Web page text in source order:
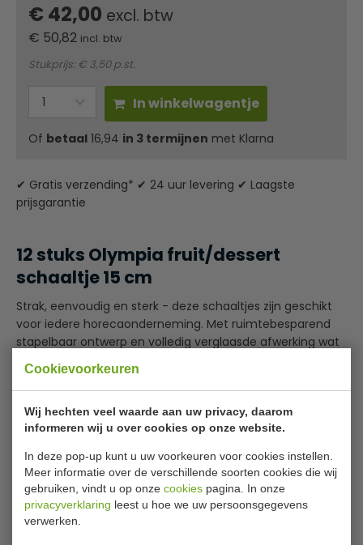
Cookievoorkeuren
Wij hechten veel waarde aan uw privacy, daarom
informeren wij u over cookies op onze website.
In deze pop-up kunt u uw voorkeuren voor cookies instellen.
Meer informatie over de verschillende soorten cookies die wij
gebruiken, vindt u op onze cookies pagina. In onze
privacyverklaring leest u hoe we uw persoonsgegevens
verwerken.
€ 42,00 excl. btw
€ 50,82 incl. btw
Stukprijs: € 3,50 p.st.
In winkelwagentje
Of betaal 16,94 in 3 termijnen met Klarna
✔ Gratis verzending* ✔ 24 uur levering ✔ Laagste
prijsgarantie
12 stuks Olympia fruit/dessert
schaaltje 15 cm
Strak, eenvoudig en sterk - deze schaaltjes zijn geschikt
voor iedere horecaonderneming. Met ruimtebesparend
stapelbaar ontwerp en volledig verglaasde afwerking wat
ze sterk genoeg maakt voor intensief gebruik in de
drukste restaurants, bars en cafés.
De gerolde randen geven de finishing touch en beperken
het risico op randbeschadigingen, voor een serviesstuk
Ze zijn perfect voor bijvoorbeeld havermout met bessen
en noten of fruitsalades, met een witte kleurstelling die
een subtiele achtergrond biedt waar de kleuren in uw
Lees meer
Specificaties
Model
CB475